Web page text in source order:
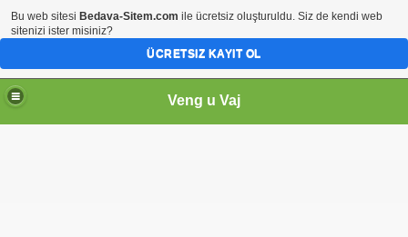
Veng u Vaj
Bu web sitesi Bedava-Sitem.com ile ücretsiz oluşturuldu. Siz de kendi web
sitenizi ister misiniz?
ÜCRETSIZ KAYIT OL